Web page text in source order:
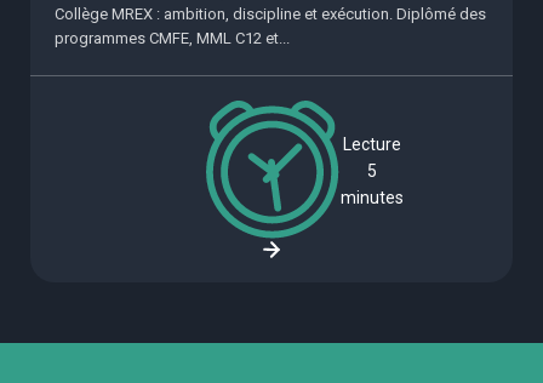
Collège MREX : ambition, discipline et exécution. Diplômé des
programmes CMFE, MML C12 et...
Lecture
5
minutes